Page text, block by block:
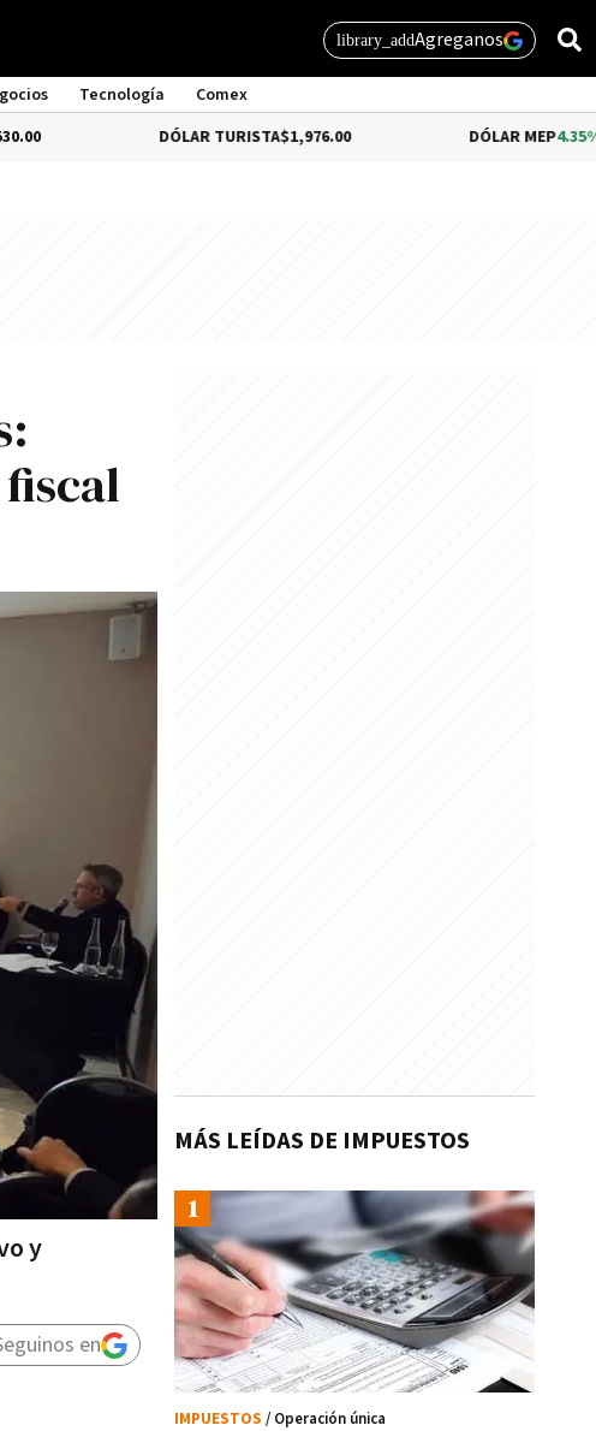
library_addAgreganos
Tecnología
Comex
DÓLAR TURISTA$1,976.00 4.35%$1,579.46
y
en
MÁS LEÍDAS DE IMPUESTOS
IMPUESTOS / Operación única